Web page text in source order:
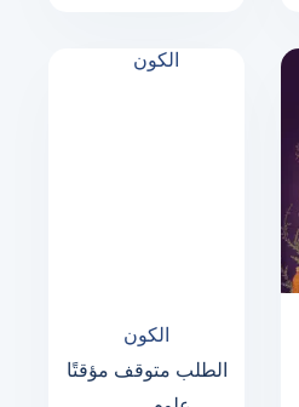
الكون
الطلب متوقف مؤقتًا